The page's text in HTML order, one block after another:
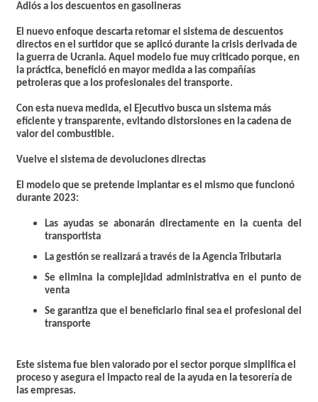
Adiós a los descuentos en gasolineras
El nuevo enfoque descarta retomar el sistema de descuentos
directos en el surtidor que se aplicó durante la crisis derivada de
la guerra de Ucrania. Aquel modelo fue muy criticado porque, en
la práctica, benefició en mayor medida a las compañías
petroleras que a los profesionales del transporte.
Con esta nueva medida, el Ejecutivo busca un sistema más
eficiente y transparente, evitando distorsiones en la cadena de
valor del combustible.
Vuelve el sistema de devoluciones directas
El modelo que se pretende implantar es el mismo que funcionó
durante 2023:
Las ayudas se abonarán directamente en la cuenta del
transportista
La gestión se realizará a través de la Agencia Tributaria
Se elimina la complejidad administrativa en el punto de
venta
Se garantiza que el beneficiario final sea el profesional del
transporte
Este sistema fue bien valorado por el sector porque simplifica el
proceso y asegura el impacto real de la ayuda en la tesorería de
las empresas.